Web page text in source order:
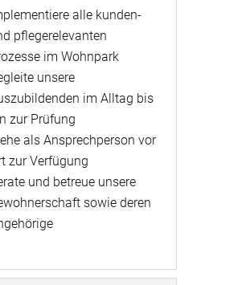
alle kunden-
pflegerelevanten
im Wohnpark
unsere
im Alltag bis
zur Prüfung
als Ansprechperson vor
zur Verfügung
und betreue unsere
sowie deren